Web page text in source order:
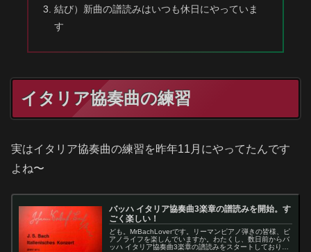
結び）新曲の譜読みはいつも休日にやっていま
す
イタリア協奏曲の練習
実はイタリア協奏曲の練習を昨年11月にやってたんです
よね〜
バッハ イタリア協奏曲3楽章の譜読みを開始。す
ごく楽しい！
ども。MrBachLoverです。リーマンピアノ弾きの皆様、ピ
アノライフを楽しんでいますか。わたくし、数日前からバ
ッハ イタリア協奏曲3楽章の譜読みをスタートしておりま